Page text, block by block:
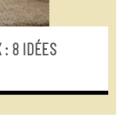
: 8 IDÉES